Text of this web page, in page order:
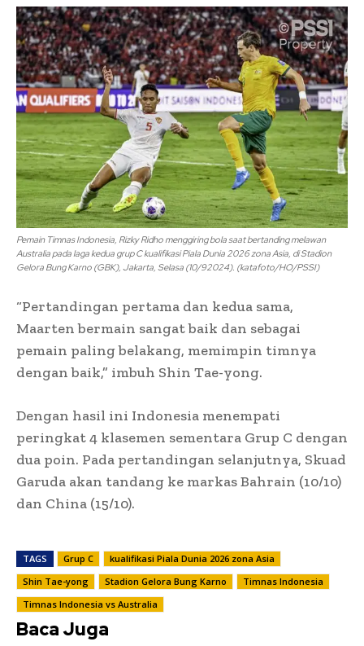
Pemain Timnas Indonesia, Rizky Ridho menggiring bola saat bertanding melawan
Australia pada laga kedua grup C kualifikasi Piala Dunia 2026 zona Asia, di Stadion
Gelora Bung Karno (GBK), Jakarta, Selasa (10/92024). (katafoto/HO/PSSI)
“Pertandingan pertama dan kedua sama,
Maarten bermain sangat baik dan sebagai
pemain paling belakang, memimpin timnya
dengan baik,” imbuh Shin Tae-yong.
Dengan hasil ini Indonesia menempati
peringkat 4 klasemen sementara Grup C dengan
dua poin. Pada pertandingan selanjutnya, Skuad
Garuda akan tandang ke markas Bahrain (10/10)
dan China (15/10).
TAGS Grup C
kualifikasi Piala Dunia 2026 zona Asia
Shin Tae-yong
Stadion Gelora Bung Karno
Timnas Indonesia
Timnas Indonesia vs Australia
Baca Juga